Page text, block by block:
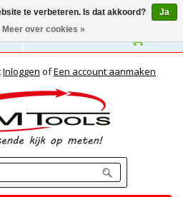
Inloggen ofEen account aanmaken
te verbeteren. Is dat akkoord?
Ja
Meer over cookies »